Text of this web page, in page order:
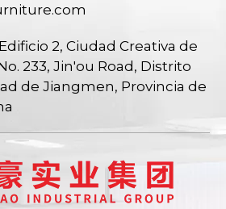
2, Ciudad Creativa de
233, Jin'ou Road, Distrito
de Jiangmen, Provincia de